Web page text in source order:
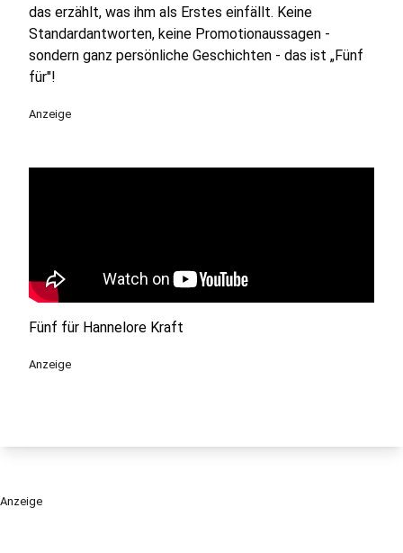
das erzählt, was ihm als Erstes einfällt. Keine
Standardantworten, keine Promotionaussagen -
sondern ganz persönliche Geschichten - das ist „Fünf
für"!
Anzeige
Fünf für Hannelore Kraft
Anzeige
Anzeige